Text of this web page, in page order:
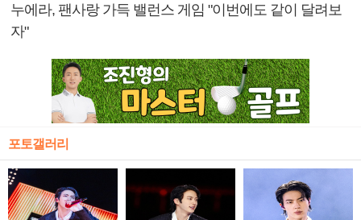
누에라, 팬사랑 가득 밸런스 게임 "이번에도 같이 달려보
자"
포토갤러리